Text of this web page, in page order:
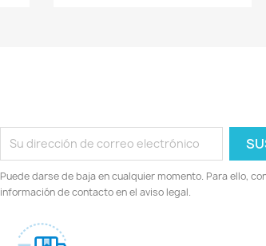
Puede darse de baja en cualquier momento. Para ello,
información de contacto en el aviso legal.